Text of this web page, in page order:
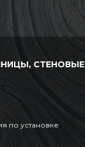
СТЕНОВЫЕ
по установке